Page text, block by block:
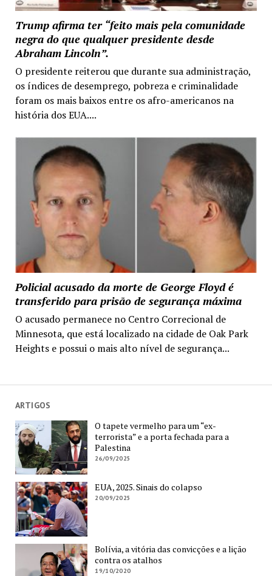
Trump afirma ter “feito mais pela comunidade
negra do que qualquer presidente desde
Abraham Lincoln”.
O presidente reiterou que durante sua administração,
os índices de desemprego, pobreza e criminalidade
foram os mais baixos entre os afro-americanos na
história dos EUA....
Policial acusado da morte de George Floyd é
transferido para prisão de segurança máxima
O acusado permanece no Centro Correcional de
Minnesota, que está localizado na cidade de Oak Park
Heights e possui o mais alto nível de segurança...
ARTIGOS
O tapete vermelho para um “ex-
terrorista” e a porta fechada para a
Palestina
26/09/2025
EUA, 2025. Sinais do colapso
20/09/2025
Bolívia, a vitória das convicções e a lição
contra os atalhos
19/10/2020